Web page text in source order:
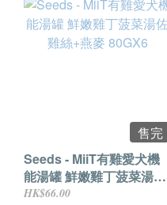
售完
Seeds - MiiT有雞愛犬機
能湯罐 鮮嫩雞丁菠菜湯佐
雞絲+燕麥 80GX6
HK$66.00